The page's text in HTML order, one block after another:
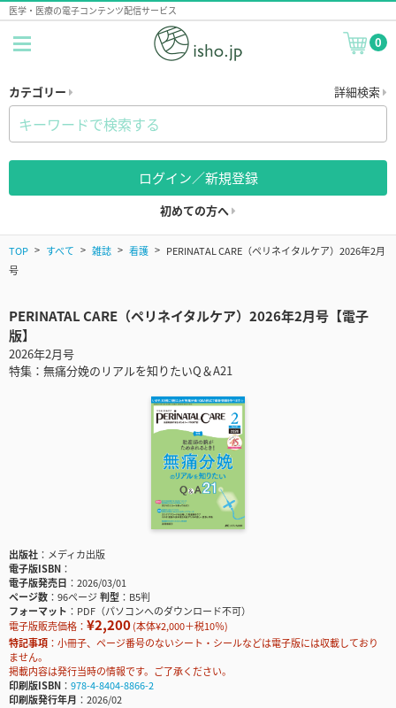
医学・医療の電子コンテンツ配信サービス
0
カテゴリー 詳細検索
ログイン／新規登録
初めての方へ
TOP すべて 雑誌 看護
PERINATAL CARE（ペリネイタルケア）2026年2月
号
PERINATAL CARE（ペリネイタルケア）2026年2月号【電子
版】
2026年2月号
特集：無痛分娩のリアルを知りたいQ＆A21
出版社
メディカ出版
電子版ISBN
電子版発売日
2026/03/01
ページ数
96ページ判型
B5判
フォーマット
PDF（パソコンへのダウンロード不可）
電子版販売価格： ¥2,200(本体¥2,000＋税10％)
特記事項
小冊子、ページ番号のないシート・シールなどは電子版には収載しており
ません。
掲載内容は発行当時の情報です。ご了承ください。
印刷版ISBN
978-4-8404-8866-2
印刷版発行年月
2026/02